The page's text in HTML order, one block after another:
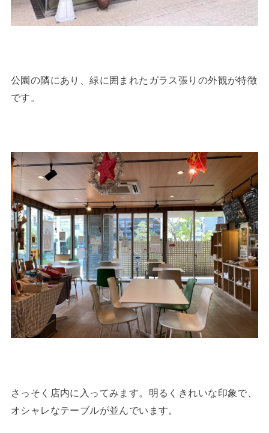
公園の隣にあり、緑に囲まれたガラス張りの外観が特徴
です。
さっそく店内に入ってみます。明るくきれいな印象で、
オシャレなテーブルが並んでいます。